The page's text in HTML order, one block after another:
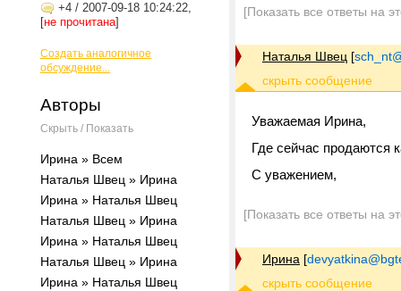
+4 / 2007-09-18 10:24:22,
[не прочитана]
Создать аналогичное
обсуждение...
Авторы
Скрыть / Показать
Ирина » Всем
Наталья Швец » Ирина
Ирина » Наталья Швец
Наталья Швец » Ирина
Ирина » Наталья Швец
Наталья Швец » Ирина
Ирина » Наталья Швец
[Показать все ответы на
Наталья Швец [
Уважаемая Ирина,
Где сейчас продаются
С уважением,
[Показать все ответы на
Ирина [